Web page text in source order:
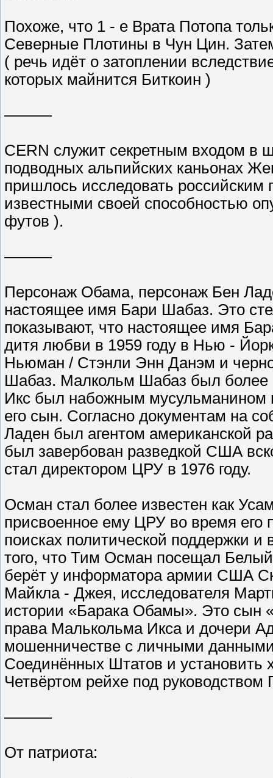
Похоже, что 1 - е Врата Потопа
Северные Плотины в Чун Цин.
( речь идёт о затоплении
которых майнится Биткоин )
———
CERN служит секретным входом в
подводных альпийских каньонах
пришлось исследовать
известными своей способностью
футов ).
———
Персонаж Обама, персонаж Бен
настоящее имя Бари Шабаз. Это
показывают, что настоящее имя
дитя любви в 1959 году в Нью -
Ньюман / Стэнли Энн Данэм и
Шабаз. Малкольм Шабаз был более
Икс был набожным мусульманином
его сын. Согласно документам на
Ладен был агентом американской
был завербован разведкой США
стал директором ЦРУ в 1976 году.
Осман стал более известен как
присвоенное ему ЦРУ во время его
поисках политической поддержки и
того, что Тим Осман посещал
берёт у информатора армии США
Майкла - Джея, исследователя
истории «Барака Обамы». Это сын
права Малькольма Икса и дочери
мошенничестве с личными
Соединённых Штатов и установить
Четвёртом рейхе под руководством
———
От патриота: